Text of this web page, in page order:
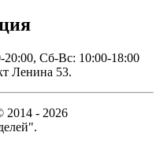
Сб-Вс: 10:00-18:00
Ленина 53.
2014 - 2026